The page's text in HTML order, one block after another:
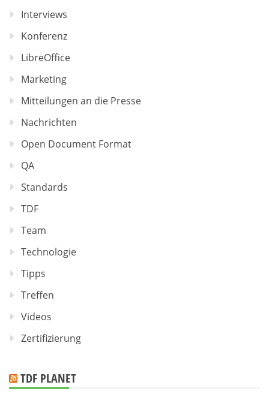
Interviews
Konferenz
LibreOffice
Marketing
Mitteilungen an die Presse
Nachrichten
Open Document Format
QA
Standards
TDF
Team
Technologie
Tipps
Treffen
Videos
Zertifizierung
TDF PLANET